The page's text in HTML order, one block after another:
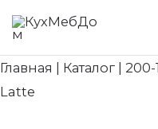
Перейти
содержимому
Главная Каталог
Latte
составляла
70